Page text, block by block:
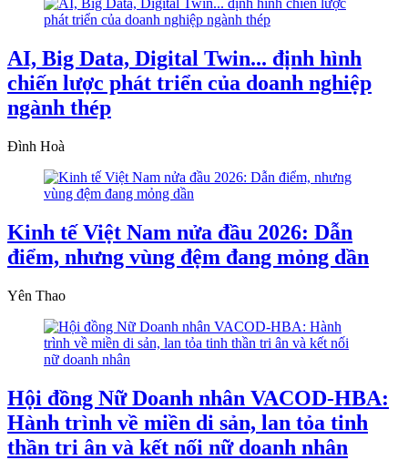
AI, Big Data, Digital Twin... định hình
chiến lược phát triển của doanh nghiệp
ngành thép
Đình Hoà
Kinh tế Việt Nam nửa đầu 2026: Dẫn
điểm, nhưng vùng đệm đang mỏng dần
Yên Thao
Hội đồng Nữ Doanh nhân VACOD-HBA:
Hành trình về miền di sản, lan tỏa tinh
thần tri ân và kết nối nữ doanh nhân